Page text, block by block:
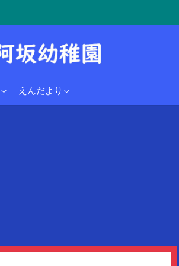
えんだより
2024年度